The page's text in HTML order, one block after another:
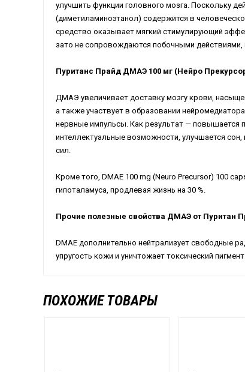
улучшить функции головного мозга. Поскольку
(диметиламиноэтанол) содержится в
средство оказывает мягкий стимулирующий
зато не сопровождаются побочными действиями,
Пуританс Прайд ДМАЭ 100 мг (Нейро
ДМАЭ увеличивает доставку мозгу крови,
а также участвует в образовании
нервные импульсы. Как результат — повышается
интеллектуальные возможности, улучшается
сил.
Кроме того, DMAE 100 mg (Neuro Precursor) 100
гипоталамуса, продлевая жизнь на 30 %.
Прочие полезные свойства ДМАЭ от Пуритан
DMAE дополнительно нейтрализует свободные
упругость кожи и уничтожает токсический
ПОХОЖИЕ ТОВАРЫ